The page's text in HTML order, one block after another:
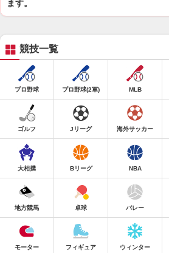
ます。
競技一覧
プロ野球 プロ野球(2軍) MLB
ゴルフ Jリーグ 海外サッカー
大相撲 Bリーグ NBA
地方競馬 卓球 バレー
モーター フィギュア ウィンター